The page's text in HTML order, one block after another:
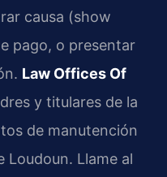
causa (show
pago, o presentar
Law Offices Of
y titulares de la
de manutención
Loudoun. Llame al